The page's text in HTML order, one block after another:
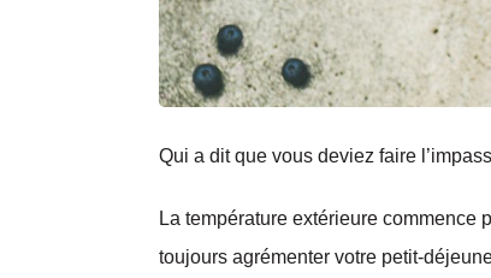
Qui a dit que vous deviez faire
La température extérieure commence
toujours agrémenter votre petit-